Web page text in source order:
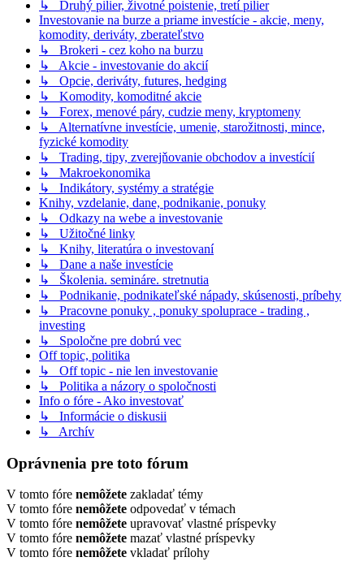
↳ Druhý pilier, životné poistenie, tretí pilier
Investovanie na burze a priame investície - akcie, meny,
komodity, deriváty, zberateľstvo
↳ Brokeri - cez koho na burzu
↳ Akcie - investovanie do akcií
↳ Opcie, deriváty, futures, hedging
↳ Komodity, komoditné akcie
↳ Forex, menové páry, cudzie meny, kryptomeny
↳ Alternatívne investície, umenie, starožitnosti, mince,
fyzické komodity
↳ Trading, tipy, zverejňovanie obchodov a investícií
↳ Makroekonomika
↳ Indikátory, systémy a stratégie
Knihy, vzdelanie, dane, podnikanie, ponuky
↳ Odkazy na webe a investovanie
↳ Užitočné linky
↳ Knihy, literatúra o investovaní
↳ Dane a naše investície
↳ Školenia. semináre. stretnutia
↳ Podnikanie, podnikateľské nápady, skúsenosti, príbehy
↳ Pracovne ponuky , ponuky spoluprace - trading ,
investing
↳ Spoločne pre dobrú vec
Off topic, politika
↳ Off topic - nie len investovanie
↳ Politika a názory o spoločnosti
Info o fóre - Ako investovať
↳ Informácie o diskusii
↳ Archív
Oprávnenia pre toto fórum
V tomto fóre nemôžete zakladať témy
V tomto fóre nemôžete odpovedať v témach
V tomto fóre nemôžete upravovať vlastné príspevky
V tomto fóre nemôžete mazať vlastné príspevky
V tomto fóre nemôžete vkladať prílohy